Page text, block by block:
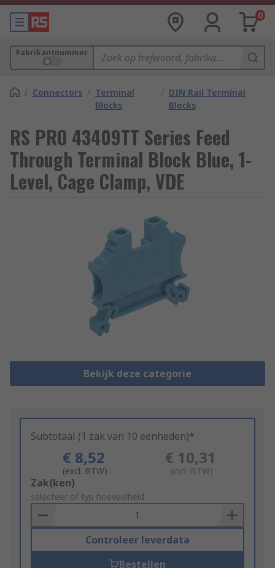
0
Fabrikantnummer
/ Connectors / Terminal
Blocks
/ DIN Rail Terminal
Blocks
RS PRO 43409TT Series Feed
Through Terminal Block Blue, 1-
Level, Cage Clamp, VDE
Bekijk deze categorie
Subtotaal (1 zak van 10 eenheden)*
€ 8,52
(excl. BTW)
€ 10,31
(incl. BTW)
Add
to
Basket
Zak(ken)
selecteer of typ hoeveelheid
Controleer leverdata
Bestellen